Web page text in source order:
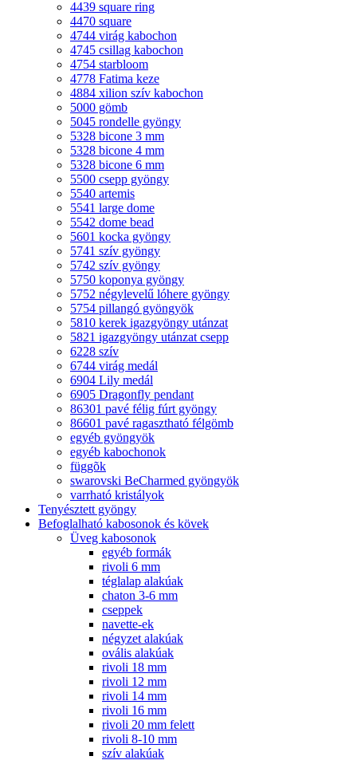
4439 square ring
4470 square
4744 virág kabochon
4745 csillag kabochon
4754 starbloom
4778 Fatima keze
4884 xilion szív kabochon
5000 gömb
5045 rondelle gyöngy
5328 bicone 3 mm
5328 bicone 4 mm
5328 bicone 6 mm
5500 csepp gyöngy
5540 artemis
5541 large dome
5542 dome bead
5601 kocka gyöngy
5741 szív gyöngy
5742 szív gyöngy
5750 koponya gyöngy
5752 négylevelű lóhere gyöngy
5754 pillangó gyöngyök
5810 kerek igazgyöngy utánzat
5821 igazgyöngy utánzat csepp
6228 szív
6744 virág medál
6904 Lily medál
6905 Dragonfly pendant
86301 pavé félig fúrt gyöngy
86601 pavé ragasztható félgömb
egyéb gyöngyök
egyéb kabochonok
függõk
swarovski BeCharmed gyöngyök
varrható kristályok
Tenyésztett gyöngy
Befoglalható kabosonok és kövek
Üveg kabosonok
egyéb formák
rivoli 6 mm
téglalap alakúak
chaton 3-6 mm
cseppek
navette-ek
négyzet alakúak
ovális alakúak
rivoli 18 mm
rivoli 12 mm
rivoli 14 mm
rivoli 16 mm
rivoli 20 mm felett
rivoli 8-10 mm
szív alakúak